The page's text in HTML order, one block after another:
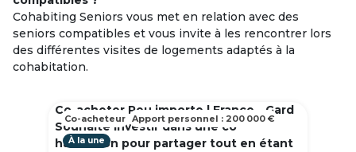
Cohabiting Seniors vous met en relation avec des
seniors compatibles et vous invite à les rencontrer lors
des différentes visites de logements adaptés à la
cohabitation.
Co-acheter Peu importe | France - Gard
Souhaite investir dans une co
habitation pour partager tout en étant
À la une
Co-acheteur Apport personnel : 200 000 €